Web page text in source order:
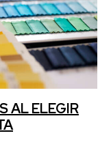
AL ELEGIR